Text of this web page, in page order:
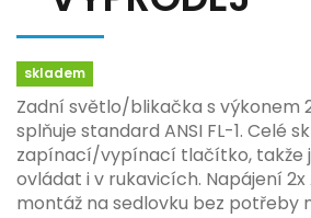
skladem
Zadní světlo/blikačka s výkonem
splňuje standard ANSI FL-1. Celé
zapínací/vypínací tlačítko, takže
ovládat i v rukavicích. Napájení
montáž na sedlovku bez potřeby